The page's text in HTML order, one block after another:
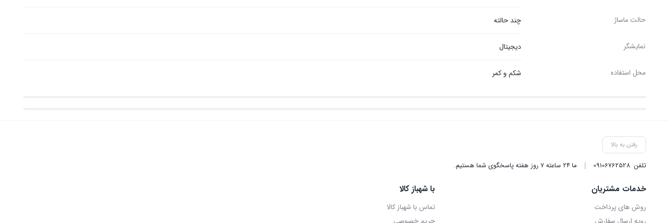
حالت ماساژ چند حالته
نمایشگر دیجیتال
محل استفاده شکم و کمر
رفتن به بالا
تلفن09106762528 ما ۲۴ ساعته ۷ روز هفته پاسخگوی شما هستیم.
خدمات مشتریان
روش‌ های پرداخت
با شهباز کالا
تماس با شهباز کالا